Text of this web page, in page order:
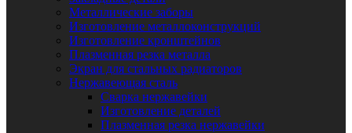
Металлические заборы
Изготовление металлоконструкций
Изготовление кронштейнов
Плазменная резка металла
Экран для стальных радиаторов
Нержавеющая сталь
Сварка нержавейки
Изготовление деталей
Плазменная резка нержавейки